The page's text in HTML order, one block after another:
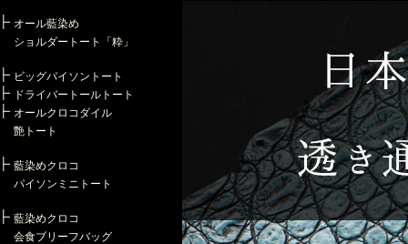
オール藍染め
ショルダートート「粋」
ビッグパイソントート
ドライバートールトート
オールクロコダイル
艶トート
藍染めクロコ
パイソンミニトート
藍染めクロコ
会食ブリーフバッグ